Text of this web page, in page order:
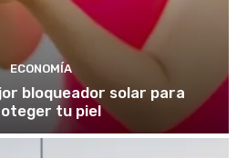
ECONOMÍA
bloqueador solar para
tu piel